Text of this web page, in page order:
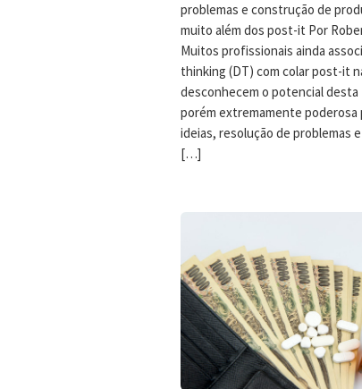
problemas e construção de
muito além dos post-it Por
Muitos profissionais ainda
thinking (DT) com colar post-it
desconhecem o potencial desta
porém extremamente poderosa
ideias, resolução de problemas
[…]